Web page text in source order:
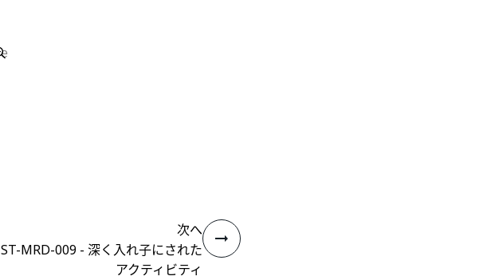
次へ
ST-MRD-009 - 深く入れ子にされた
アクティビティ